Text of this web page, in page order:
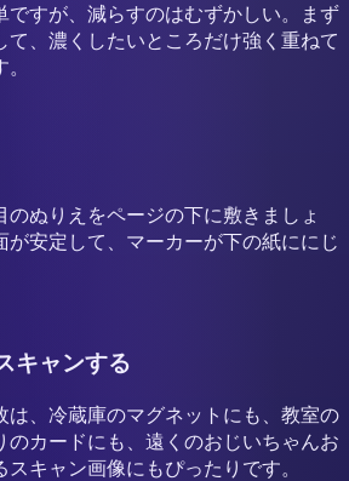
ですが、減らすのはむずかしい。まず
て、濃くしたいところだけ強く重ねて
のぬりえをページの下に敷きましょ
が安定して、マーカーが下の紙ににじ
キャンする
は、冷蔵庫のマグネットにも、教室の
のカードにも、遠くのおじいちゃんお
キャン画像にもぴったりです。